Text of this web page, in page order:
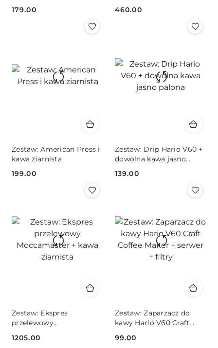
Cena:
179.00
Cena:
460.00
Zestaw: American Press i
kawa ziarnista
Cena:
199.00
Zestaw: Drip Hario V60 +
dowolna kawa jasno
Cena:
139.00
Zestaw: Ekspres
przelewowy
ziarnista
Cena:
1205.00
Zestaw: Zaparzacz do
kawy Hario V60 Craft
filtry
Cena:
99.00